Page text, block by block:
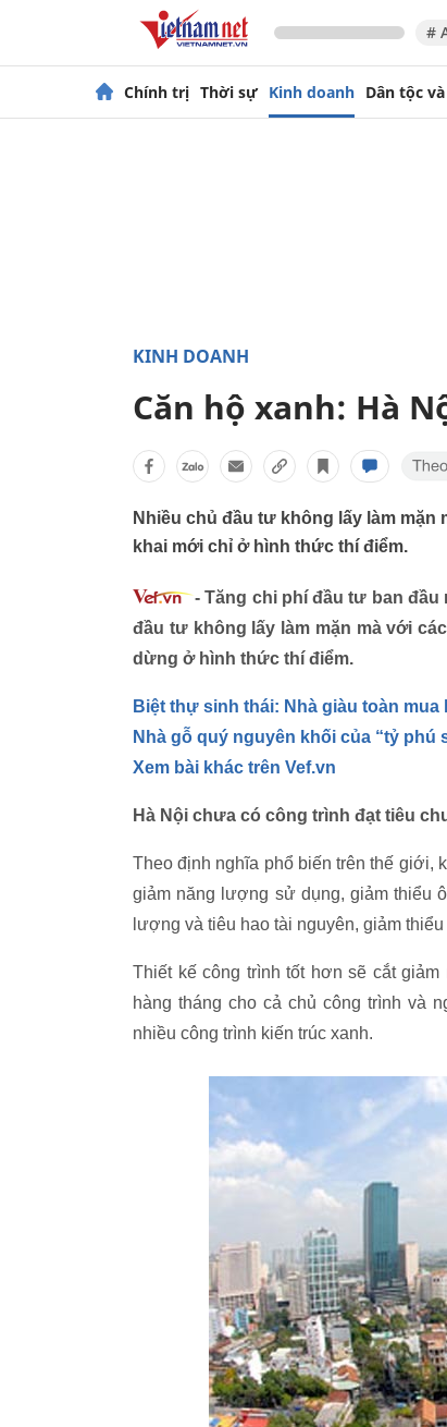
#
Chính trị Thời sự Kinh doanh Dân tộc
KINH DOANH
Căn hộ xanh: Hà
Nhiều chủ đầu tư không lấy làm
khai mới chỉ ở hình thức thí điểm.
- Tăng chi phí đầu tư ban đầu
đầu tư không lấy làm mặn mà với
dừng ở hình thức thí điểm.
Biệt thự sinh thái: Nhà giàu toàn mua
Nhà gỗ quý nguyên khối của “tỷ phú
Xem bài khác trên Vef.vn
Hà Nội chưa có công trình đạt tiêu
Theo định nghĩa phổ biến trên thế giới,
giảm năng lượng sử dụng, giảm thiểu
lượng và tiêu hao tài nguyên, giảm
Thiết kế công trình tốt hơn sẽ cắt
hàng tháng cho cả chủ công trình và
nhiều công trình kiến trúc xanh.